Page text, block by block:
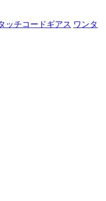
ッチコードギアス ワンタ